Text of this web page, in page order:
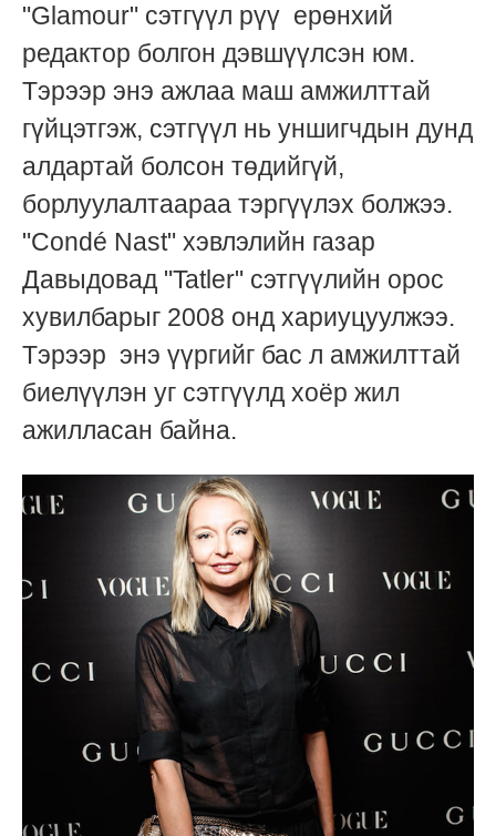
"Glamour" сэтгүүл рүү ерөнхий
редактор болгон дэвшүүлсэн юм.
Тэрээр энэ ажлаа маш амжилттай
гүйцэтгэж, сэтгүүл нь уншигчдын дунд
алдартай болсон төдийгүй,
борлуулалтаараа тэргүүлэх болжээ.
"Condé Nast" хэвлэлийн газар
Давыдовад "Tatler" сэтгүүлийн орос
хувилбарыг 2008 онд хариуцуулжээ.
Тэрээр энэ үүргийг бас л амжилттай
биелүүлэн уг сэтгүүлд хоёр жил
ажилласан байна.